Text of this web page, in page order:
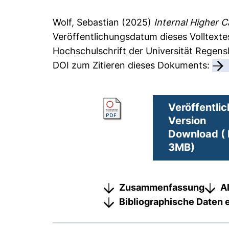
Wolf, Sebastian (2025) Internal Higher
Veröffentlichungsdatum dieses
Hochschulschrift der Universität
DOI zum Zitieren dieses Dokuments:
Version
Download (
3MB)
Zusammenfassung
Bibliographische Daten